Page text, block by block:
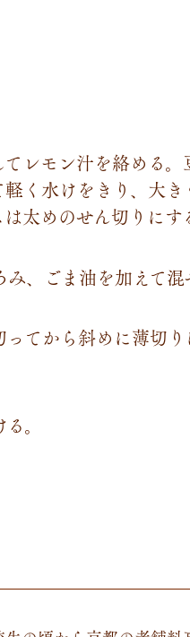
レモン汁を絡める
く水けをきり、大
太めのせん切りにす
、ごま油を加えて混
ってから斜めに薄切
。